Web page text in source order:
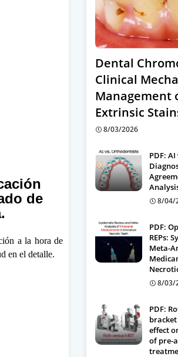
de
a la hora de
en el detalle.
Dental
Clinical
Management
Extrinsic
8/03/2026
PDF:
8/04/
PDF:
REPs:
Meta-
8/03/
PDF:
effect
of pre-